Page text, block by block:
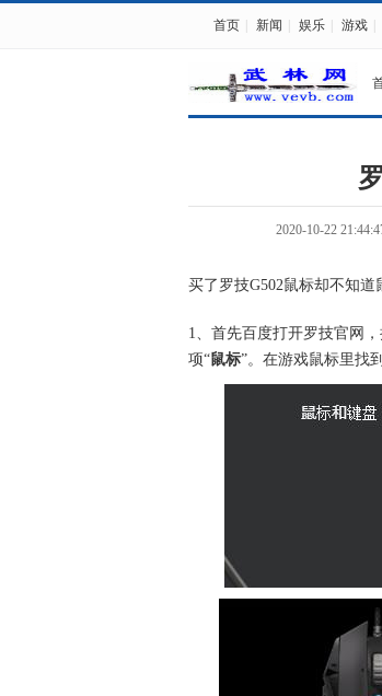
首页 新闻 娱乐 游戏
2020-10-22
买了罗技G502鼠标却不知
1、首先百度打开罗技官网
项“鼠标”。在游戏鼠标里找